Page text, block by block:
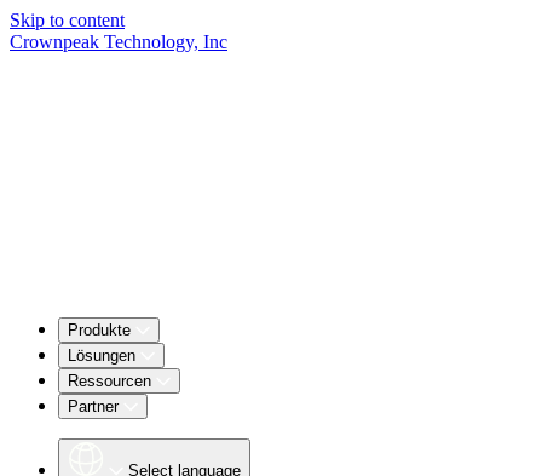
Skip to content
Crownpeak Technology, Inc
Produkte
Lösungen
Ressourcen
Partner
Select language